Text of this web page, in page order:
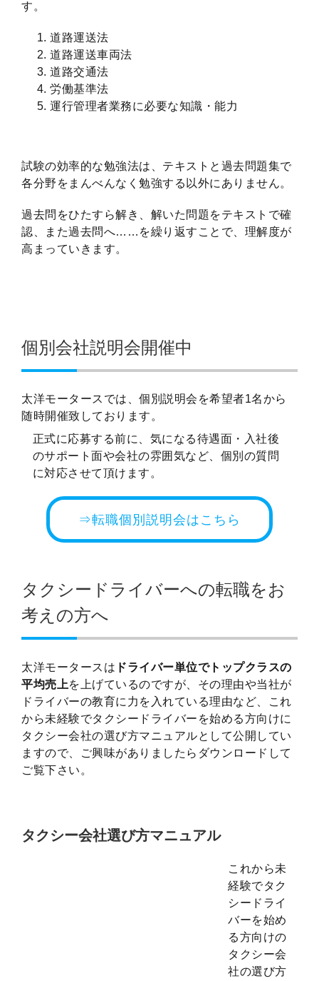
す。
道路運送法
道路運送車両法
道路交通法
労働基準法
運行管理者業務に必要な知識・能力
試験の効率的な勉強法は、テキストと過去問題集で
各分野をまんべんなく勉強する以外にありません。
過去問をひたすら解き、解いた問題をテキストで確
認、また過去問へ……を繰り返すことで、理解度が
高まっていきます。
個別会社説明会開催中
太洋モータースでは、個別説明会を希望者1名から
随時開催致しております。
正式に応募する前に、気になる待遇面・入社後
のサポート面や会社の雰囲気など、個別の質問
に対応させて頂けます。
⇒転職個別説明会はこちら
タクシードライバーへの転職をお
考えの方へ
太洋モータースは ドライバー単位でトップクラスの
平均売上を上げているのですが、その理由や当社が
ドライバーの教育に力を入れている理由など、これ
から未経験でタクシードライバーを始める方向けに
タクシー会社の選び方マニュアルとして公開してい
ますので、ご興味がありましたらダウンロードして
ご覧下さい。
タクシー会社選び方マニュアル
これから未
経験でタク
シードライ
バーを始め
る方向けの
タクシー会
社の選び方